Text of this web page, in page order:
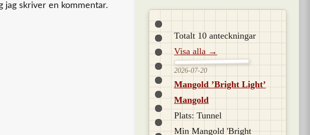
jag skriver en kommentar.
Totalt 10 anteckningar
Visa alla →
2026-07-20
Mangold ’Bright Light’
Mangold
Plats: Tunnel
Min Mangold 'Bright